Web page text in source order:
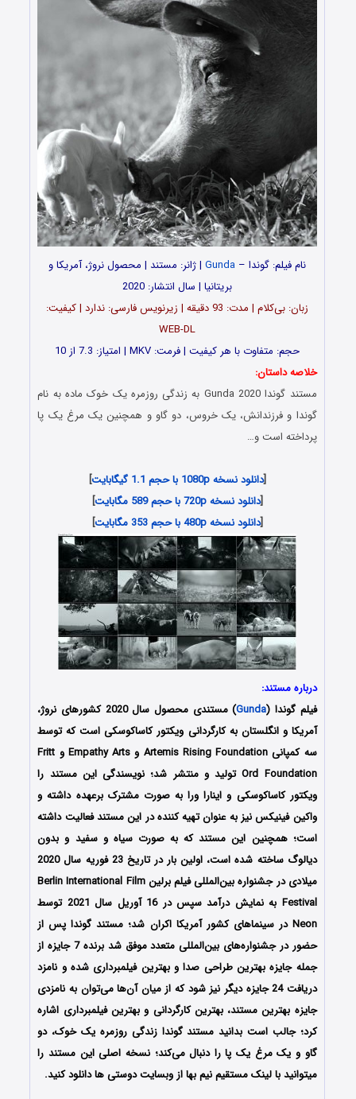
نام فیلم: گوندا – Gunda | ژانر: مستند | محصول نروژ، آمریکا و
بریتانیا | سال انتشار: 2020
زبان: بی‌کلام | مدت: 93 دقیقه | زیرنویس فارسی: ندارد | کیفیت:
WEB-DL
حجم: متفاوت با هر کیفیت | فرمت: MKV | امتیاز: 7.3 از 10
خلاصه داستان:
مستند گوندا Gunda 2020 به زندگی روزمره یک خوک ماده به نام
گوندا و فرزندانش، یک خروس، دو گاو و همچنین یک مرغ یک پا
پرداخته است و…
[دانلود نسخه 1080p با حجم 1.1 گیگابایت
]
[دانلود نسخه 720p با حجم 589 مگابایت
]
[دانلود نسخه 480p با حجم 353 مگابایت ]
درباره مستند:
فیلم گوندا (Gunda) مستندی محصول سال 2020 کشورهای
نروژ،
آمریکا و انگلستان به کارگردانی ویکتور کاساکوسکی است که توسط
سه کمپانی Artemis Rising Foundation و Empathy Arts و Fritt
Ord Foundation تولید و منتشر شد؛ نویسندگی این مستند را
ویکتور کاساکوسکی و اینارا ورا به صورت مشترک برعهده داشته‌ و
واکین فینیکس نیز به عنوان تهیه کننده در این مستند فعالیت داشته
است؛ همچنین این مستند که به صورت سیاه و سفید و بدون
دیالوگ ساخته شده است، اولین بار در تاریخ 23 فوریه سال 2020
میلادی در جشنواره بین‌المللی فیلم برلین Berlin International Film
Festival به نمایش درآمد سپس در 16 آوریل سال 2021 توسط
Neon در سینماهای کشور آمریکا اکران شد؛ مستند گوندا پس از
حضور در جشنواره‌های بین‌المللی متعدد موفق شد برنده 7 جایزه از
جمله جایزه بهترین طراحی صدا و بهترین فیلمبرداری شده و نامزد
دریافت 24 جایزه دیگر نیز شود که از میان آن‌ها می‌توان به نامزدی
جایزه بهترین مستند، بهترین کارگردانی و بهترین فیلمبرداری اشاره
کرد؛ جالب است بدانید مستند گوندا زندگی روزمره یک خوک، دو
گاو و یک مرغ یک پا را دنبال می‌کند؛ نسخه اصلی این مستند را
میتوانید با لینک مستقیم نیم بها از وبسایت دوستی ها دانلود کنید.